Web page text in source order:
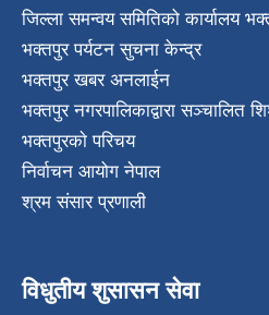
जिल्ला समन्वय समितिको कार्यालय
भक्तपुर पर्यटन सुचना केन्द्र
भक्तपुर खबर अनलाईन
भक्तपुर नगरपालिकाद्वारा सञ्चालित
भक्तपुरकाे परिचय
निर्वाचन आयोग नेपाल
श्रम संसार प्रणाली
विधुतीय शुसासन सेवा